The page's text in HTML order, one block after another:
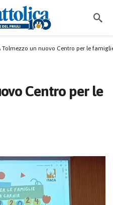
Tolmezzo un nuovo Centro per le
Centro per le